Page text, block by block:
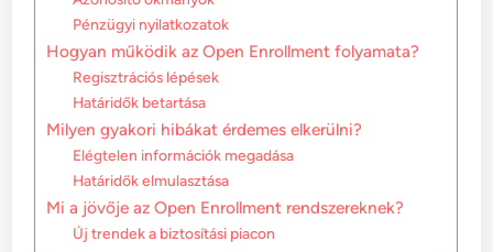
Pénzügyi nyilatkozatok
Hogyan működik az Open Enrollment folyamata?
Regisztrációs lépések
Határidők betartása
Milyen gyakori hibákat érdemes elkerülni?
Elégtelen információk megadása
Határidők elmulasztása
Mi a jövője az Open Enrollment rendszereknek?
Új trendek a biztosítási piacon